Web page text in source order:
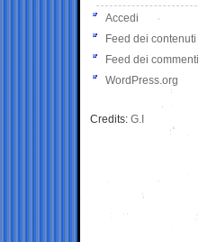
Accedi
Feed dei contenuti
Feed dei commenti
WordPress.org
Credits: G.I